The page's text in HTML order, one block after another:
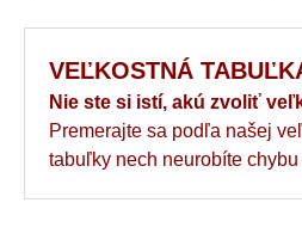
VEĽKOSTNÁ
Nie ste si istí, akú zvoliť
Premerajte sa podľa našej
tabuľky nech neurobíte chybu